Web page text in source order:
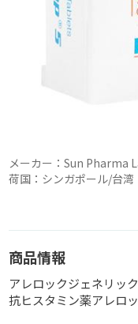
メーカー：Sun
荷国：シンガポール/台湾
商品情報
アレロックジェネリッ
抗ヒスタミン薬アレロ